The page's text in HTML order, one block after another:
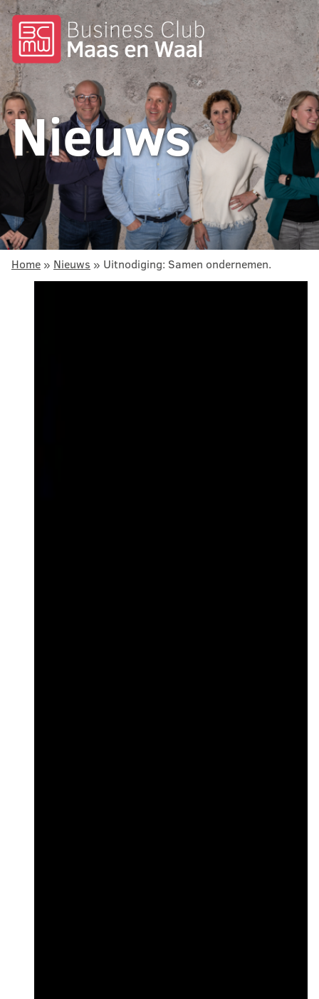
Nieuws
Home » Nieuws » Uitnodiging: Samen ondernemen.